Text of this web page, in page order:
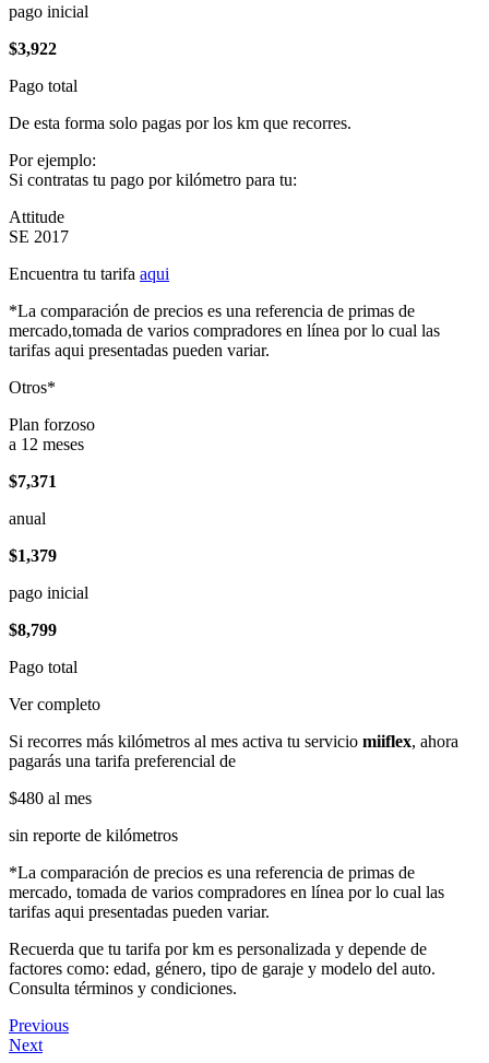
pago inicial
$3,922
Pago total
De esta forma solo pagas por los km que recorres.
Por ejemplo:
Si contratas tu pago por kilómetro para tu:
Attitude
SE 2017
Encuentra tu tarifa aqui
*La comparación de precios es una referencia de primas de
mercado,tomada de varios compradores en línea por lo cual las
tarifas aqui presentadas pueden variar.
Otros*
Plan forzoso
a 12 meses
$7,371
anual
$1,379
pago inicial
$8,799
Pago total
Ver completo
Si recorres más kilómetros al mes activa tu servicio miiflex, ahora
pagarás una tarifa preferencial de
$480 al mes
sin reporte de kilómetros
*La comparación de precios es una referencia de primas de
mercado, tomada de varios compradores en línea por lo cual las
tarifas aqui presentadas pueden variar.
Recuerda que tu tarifa por km es personalizada y depende de
factores como: edad, género, tipo de garaje y modelo del auto.
Consulta términos y condiciones.
Previous
Next